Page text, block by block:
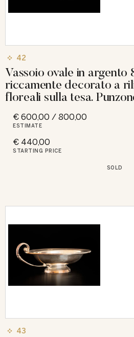
42
Vassoio ovale in
riccamente decorato a
floreali sulla tesa.
€ 600,00 / 800,00
ESTIMATE
€ 440,00
STARTING PRICE
SOLD
43